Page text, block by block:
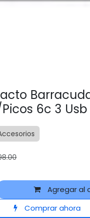
6c 3 Usb
Agregar al
Comprar ahora